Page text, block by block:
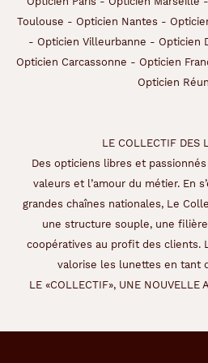
mm
mm
Genre
monture
Toulouse - Opticien Nantes -
- Opticien Villeurbanne - Opticien
Opticien Carcassonne - Opticien
Opticien
LE COLLECTIF DES
Des opticiens libres et
valeurs et l’amour du métier. En
grandes chaînes nationales, Le
une structure souple, une
coopératives au profit des clients.
valorise les lunettes en tant
LE «COLLECTIF», UNE NOUVELLE